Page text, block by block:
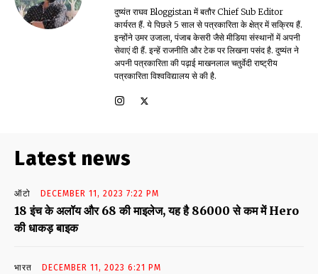
दुष्यंत राघव Bloggistan में बतौर Chief Sub Editor
कार्यरत हैं. ये पिछले 5 साल से पत्रकारिता के क्षेत्र में सक्रिय हैं.
इन्होंने उमर उजाला, पंजाब केसरी जैसे मीडिया संस्थानों में अपनी
सेवाएं दी हैं. इन्हें राजनीति और टेक पर लिखना पसंद है. दुष्यंत ने
अपनी पत्रकारिता की पढ़ाई माखनलाल चतुर्वेदी राष्ट्रीय
पत्रकारिता विश्वविद्यालय से की है.
Latest news
ऑटो DECEMBER 11, 2023 7:22 PM
18 इंच के अलॉय और 68 की माइलेज, यह है 86000 से कम में Hero
की धाकड़ बाइक
भारत DECEMBER 11, 2023 6:21 PM